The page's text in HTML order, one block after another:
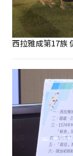
西拉雅成第17族